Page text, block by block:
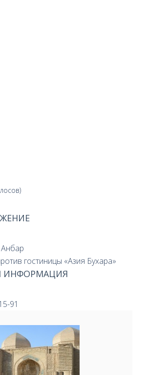
гостиницы «Азия Бухара»
ИНФОРМАЦИЯ
91